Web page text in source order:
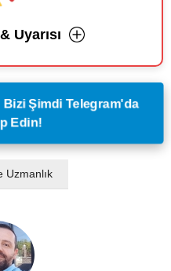
Uyarısı
Bizi Şimdi Telegram'da
Edin!
Uzmanlık